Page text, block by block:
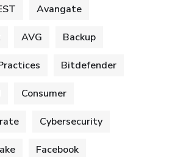
Avangate
AVG Backup
Bitdefender
Consumer
Cybersecurity
Facebook